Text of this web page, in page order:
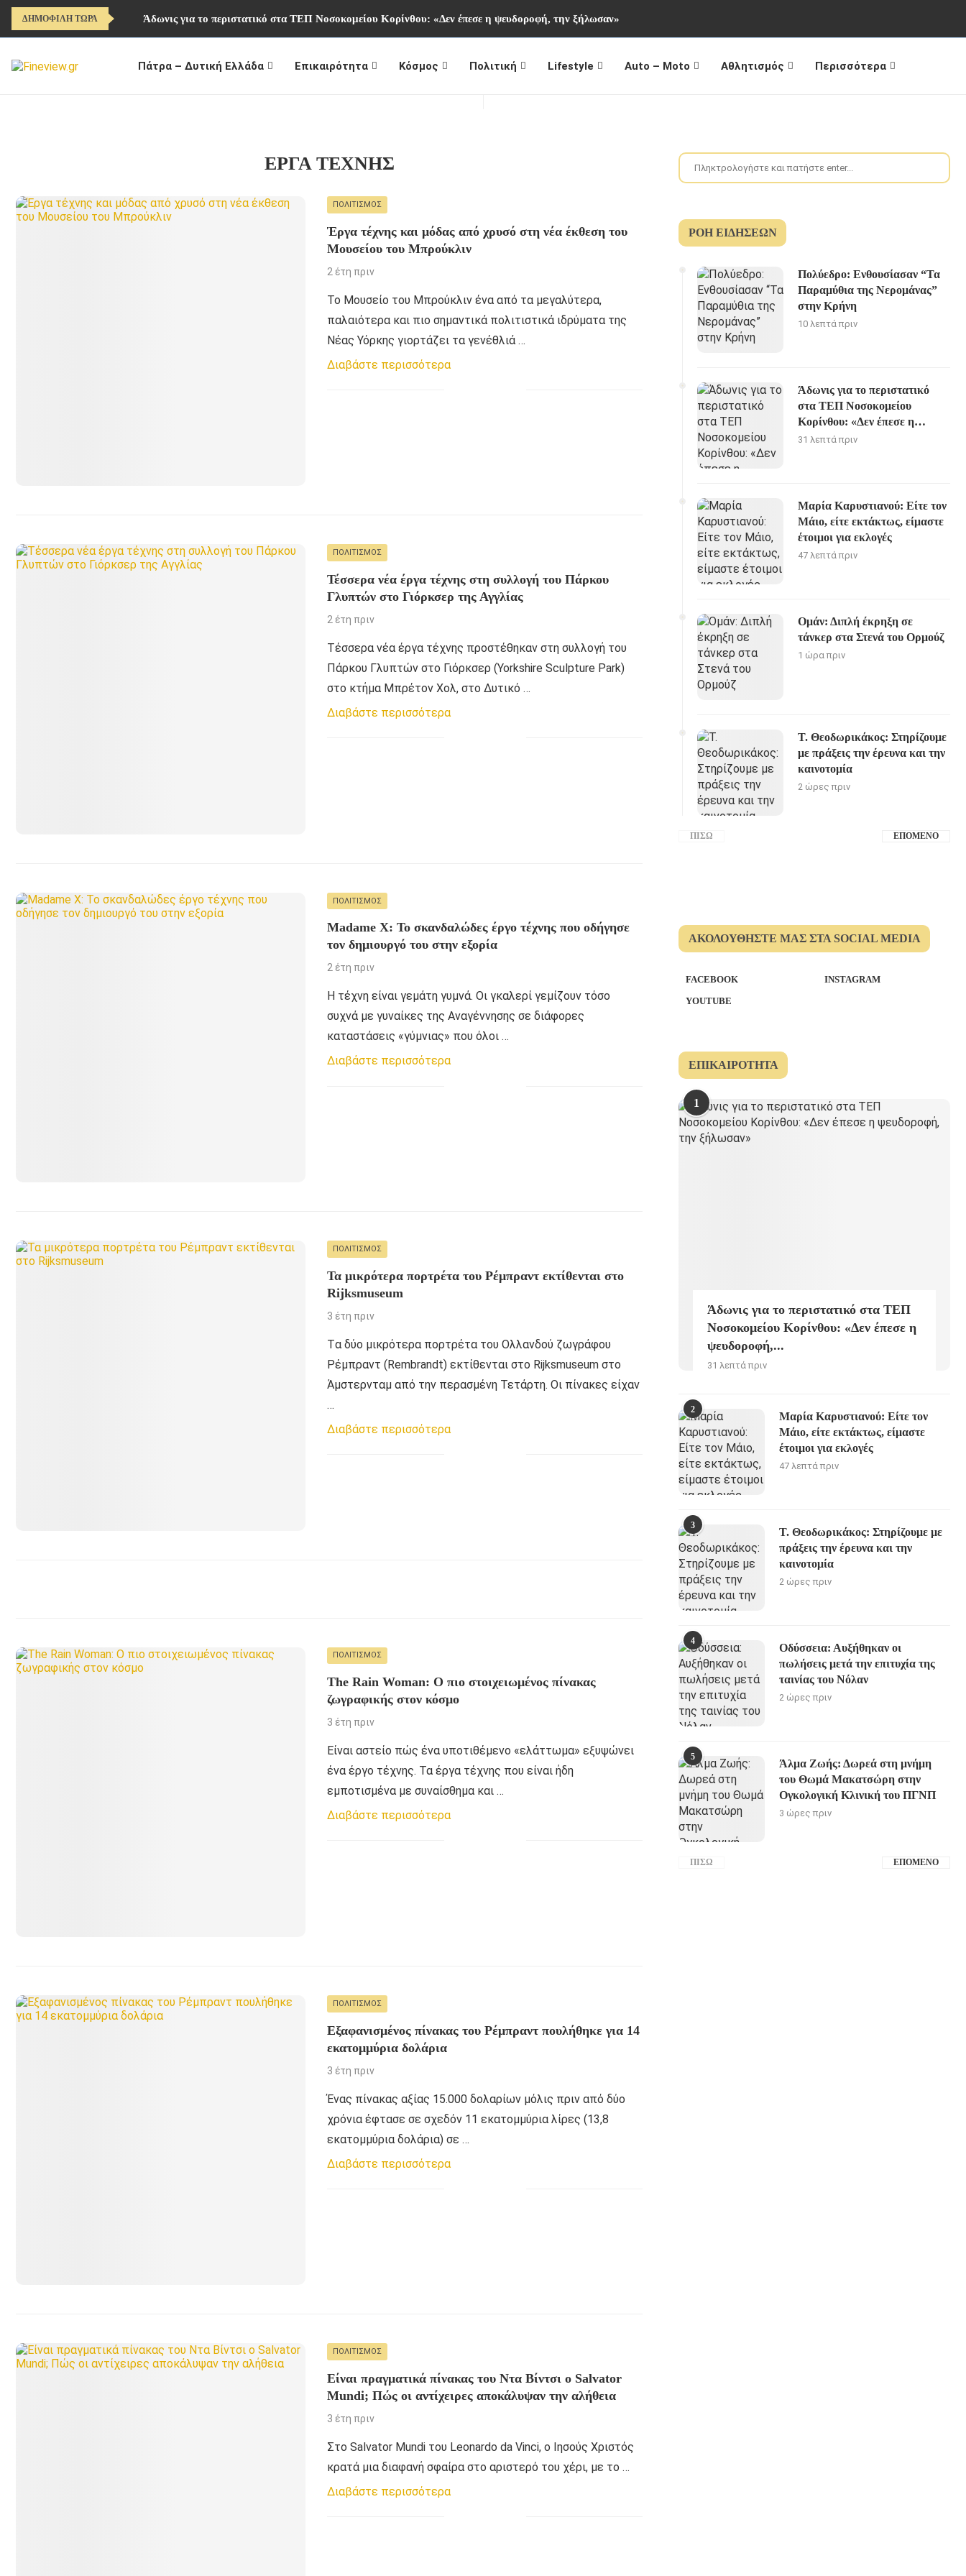
ΔΗΜΟΦΙΛΗ ΤΩΡΑ Άδωνις για το περιστατικό στα ΤΕΠ Νοσοκομείου Κορίνθου: «Δεν έπεσε η ψευδοροφή, την ξήλωσαν»
Πάτρα – Δυτική Ελλάδα Επικαιρότητα Κόσμος Πολιτική Lifestyle Auto – Moto Αθλητισμός Περισσότερα
ΕΡΓΑ ΤΕΧΝΗΣ
ΠΟΛΙΤΙΣΜΌΣ
Έργα τέχνης και μόδας από χρυσό στη νέα έκθεση του
Μουσείου του Μπρούκλιν
2 έτη πριν
Το Μουσείο του Μπρούκλιν ένα από τα μεγαλύτερα,
παλαιότερα και πιο σημαντικά πολιτιστικά ιδρύματα της
Νέας Υόρκης γιορτάζει τα γενέθλιά …
Διαβάστε περισσότερα
ΠΟΛΙΤΙΣΜΌΣ
Τέσσερα νέα έργα τέχνης στη συλλογή του Πάρκου
Γλυπτών στο Γιόρκσερ της Αγγλίας
2 έτη πριν
Τέσσερα νέα έργα τέχνης προστέθηκαν στη συλλογή του
Πάρκου Γλυπτών στο Γιόρκσερ (Yorkshire Sculpture Park)
στο κτήμα Μπρέτον Χολ, στο Δυτικό …
Διαβάστε περισσότερα
ΠΟΛΙΤΙΣΜΌΣ
Madame X: To σκανδαλώδες έργο τέχνης που οδήγησε
τον δημιουργό του στην εξορία
2 έτη πριν
Η τέχνη είναι γεμάτη γυμνά. Οι γκαλερί γεμίζουν τόσο
συχνά με γυναίκες της Αναγέννησης σε διάφορες
καταστάσεις «γύμνιας» που όλοι …
Διαβάστε περισσότερα
ΠΟΛΙΤΙΣΜΌΣ
Τα μικρότερα πορτρέτα του Ρέμπραντ εκτίθενται στο
Rijksmuseum
3 έτη πριν
Tα δύο μικρότερα πορτρέτα του Ολλανδού ζωγράφου
Ρέμπραντ (Rembrandt) εκτίθενται στο Rijksmuseum στο
Άμστερνταμ από την περασμένη Τετάρτη. Οι πίνακες είχαν
…
Διαβάστε περισσότερα
ΠΟΛΙΤΙΣΜΌΣ
The Rain Woman: O πιο στοιχειωμένος πίνακας
ζωγραφικής στον κόσμο
3 έτη πριν
Eίναι αστείο πώς ένα υποτιθέμενο «ελάττωμα» εξυψώνει
ένα έργο τέχνης. Τα έργα τέχνης που είναι ήδη
εμποτισμένα με συναίσθημα και …
Διαβάστε περισσότερα
ΠΟΛΙΤΙΣΜΌΣ
Εξαφανισμένος πίνακας του Ρέμπραντ πουλήθηκε για 14
εκατομμύρια δολάρια
3 έτη πριν
Ένας πίνακας αξίας 15.000 δολαρίων μόλις πριν από δύο
χρόνια έφτασε σε σχεδόν 11 εκατομμύρια λίρες (13,8
εκατομμύρια δολάρια) σε …
Διαβάστε περισσότερα
ΠΟΛΙΤΙΣΜΌΣ
Είναι πραγματικά πίνακας του Ντα Βίντσι ο Salvator
Mundi; Πώς οι αντίχειρες αποκάλυψαν την αλήθεια
3 έτη πριν
Στο Salvator Mundi του Leonardo da Vinci, ο Ιησούς Χριστός
κρατά μια διαφανή σφαίρα στο αριστερό του χέρι, με το …
Διαβάστε περισσότερα
ΡΟΉ ΕΙΔΉΣΕΩΝ
Πολύεδρο: Ενθουσίασαν “Τα
Παραμύθια της Νερομάνας”
στην Κρήνη
10 λεπτά πριν
Άδωνις για το περιστατικό
στα ΤΕΠ Νοσοκομείου
Κορίνθου: «Δεν έπεσε η
ψευδοροφή, την ξήλωσαν»
31 λεπτά πριν
Μαρία Καρυστιανού: Είτε τον
Μάιο, είτε εκτάκτως, είμαστε
έτοιμοι για εκλογές
47 λεπτά πριν
Ομάν: Διπλή έκρηξη σε
τάνκερ στα Στενά του Ορμούζ
1 ώρα πριν
Τ. Θεοδωρικάκος: Στηρίζουμε
με πράξεις την έρευνα και την
καινοτομία
2 ώρες πριν
ΠΊΣΩ ΕΠΌΜΕΝΟ
ΑΚΟΛΟΥΘΉΣΤΕ ΜΑΣ ΣΤΑ SOCIAL MEDIA
FACEBOOK
INSTAGRAM
YOUTUBE
ΕΠΙΚΑΙΡΌΤΗΤΑ
1
Άδωνις για το περιστατικό στα ΤΕΠ
Νοσοκομείου Κορίνθου: «Δεν έπεσε η
ψευδοροφή,...
31 λεπτά πριν
2
Μαρία Καρυστιανού: Είτε τον
Μάιο, είτε εκτάκτως, είμαστε
έτοιμοι για εκλογές
47 λεπτά πριν
3
Τ. Θεοδωρικάκος: Στηρίζουμε με
πράξεις την έρευνα και την
καινοτομία
2 ώρες πριν
4
Οδύσσεια: Αυξήθηκαν οι
πωλήσεις μετά την επιτυχία της
ταινίας του Νόλαν
2 ώρες πριν
5
Άλμα Ζωής: Δωρεά στη μνήμη
του Θωμά Μακατσώρη στην
Ογκολογική Κλινική του ΠΓΝΠ
3 ώρες πριν
ΠΊΣΩ ΕΠΌΜΕΝΟ